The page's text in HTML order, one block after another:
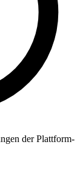
der Plattform-